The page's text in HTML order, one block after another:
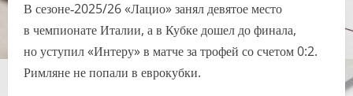
В сезоне‑2025/26 «Лацио» занял девятое место
в чемпионате Италии, а в Кубке дошел до финала,
но уступил «Интеру» в матче за трофей со счетом 0:2.
Римляне не попали в еврокубки.